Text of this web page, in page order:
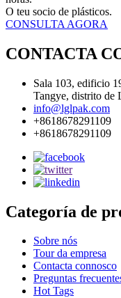
O teu socio de plásticos.
CONSULTA AGORA
CONTACTA
Sala 103, edificio
Tangye, distrito de
info@lglpak.com
+8618678291109
+8618678291109
Categoría de
Sobre nós
Tour da empresa
Contacta connosco
Preguntas
Hot Tags